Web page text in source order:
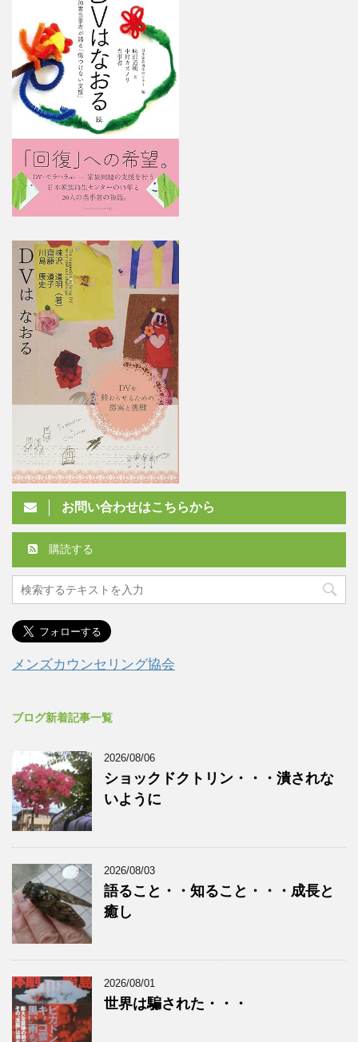
お問い合わせはこちらから
購読する
メンズカウンセリング協会
ブログ新着記事一覧
2026/08/06
ショックドクトリン・・・潰されな
いように
2026/08/03
語ること・・知ること・・・成長と
癒し
2026/08/01
世界は騙された・・・